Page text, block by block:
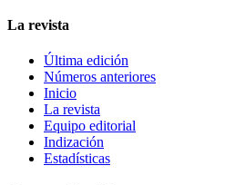
La revista
Última edición
Números anteriores
Inicio
La revista
Equipo editorial
Indización
Estadísticas